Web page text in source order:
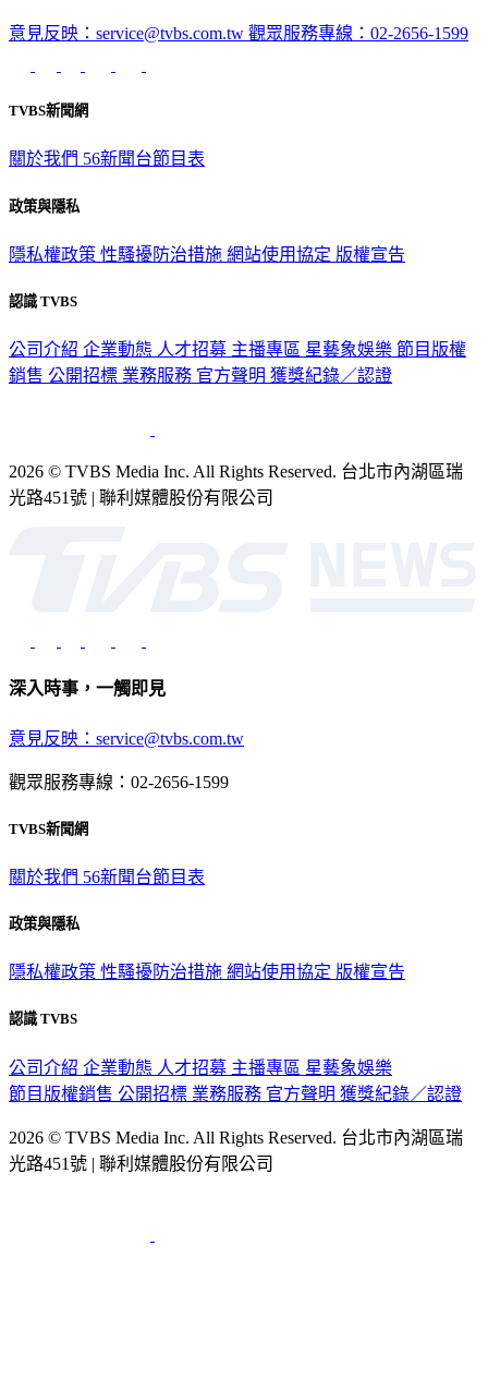
意見反映：service@tvbs.com.tw 觀眾服務專線：02-2656-1599
TVBS新聞網
關於我們 56新聞台節目表
政策與隱私
隱私權政策 性騷擾防治措施 網站使用協定 版權宣告
認識 TVBS
公司介紹 企業動態 人才招募 主播專區 星藝象娛樂 節目版權
銷售 公開招標 業務服務 官方聲明 獲獎紀錄／認證
2026 © TVBS Media Inc. All Rights Reserved. 台北市內湖區瑞
光路451號 | 聯利媒體股份有限公司
深入時事，一觸即見
意見反映：service@tvbs.com.tw
觀眾服務專線：02-2656-1599
TVBS新聞網
關於我們 56新聞台節目表
政策與隱私
隱私權政策 性騷擾防治措施 網站使用協定 版權宣告
認識 TVBS
公司介紹 企業動態 人才招募 主播專區 星藝象娛樂
節目版權銷售 公開招標 業務服務 官方聲明 獲獎紀錄／認證
2026 © TVBS Media Inc. All Rights Reserved. 台北市內湖區瑞
光路451號 | 聯利媒體股份有限公司